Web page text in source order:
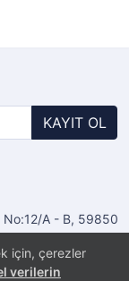
için, çerezler
verilerin
KAYIT OL
No:12/A - B, 59850